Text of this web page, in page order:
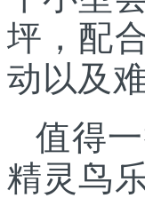
坪，配
动以及
值得
精灵鸟